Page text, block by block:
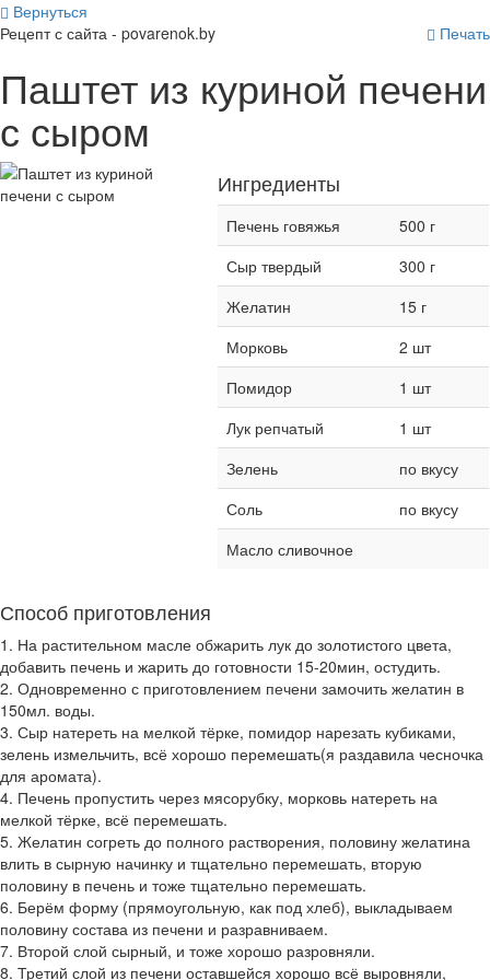
Вернуться
Рецепт с сайта - povarenok.by
Печать
Паштет из куриной печени
с сыром
Ингредиенты
Печень говяжья
500 г
Сыр твердый
300 г
Желатин
15 г
Морковь
2 шт
Помидор
1 шт
Лук репчатый
1 шт
Зелень
по вкусу
Соль
по вкусу
Масло сливочное
Способ приготовления
1. На растительном масле обжарить лук до золотистого цвета,
добавить печень и жарить до готовности 15-20мин, остудить.
2. Одновременно с приготовлением печени замочить желатин в
150мл. воды.
3. Сыр натереть на мелкой тёрке, помидор нарезать кубиками,
зелень измельчить, всё хорошо перемешать(я раздавила чесночка
для аромата).
4. Печень пропустить через мясорубку, морковь натереть на
мелкой тёрке, всё перемешать.
5. Желатин согреть до полного растворения, половину желатина
влить в сырную начинку и тщательно перемешать, вторую
половину в печень и тоже тщательно перемешать.
6. Берём форму (прямоугольную, как под хлеб), выкладываем
половину состава из печени и разравниваем.
7. Второй слой сырный, и тоже хорошо разровняли.
8. Третий слой из печени оставшейся хорошо всё выровняли,